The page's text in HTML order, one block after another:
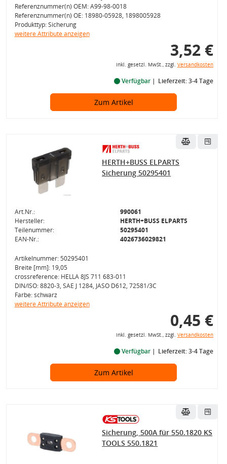
Referenznummer(n) OEM: A99-98-0018
Referenznummer(n) OE: 18980-05928, 1898005928
Produkttyp: Sicherung
weitere Attribute anzeigen
3,52 €
inkl. gesetzl. MwSt., zzgl. Versandkosten
Verfügbar Lieferzeit: 3-4 Tage
Zum Artikel
HERTH+BUSS ELPARTS
Sicherung 50295401
Art.Nr.:
990061
Hersteller:
HERTH+BUSS ELPARTS
Teilenummer:
50295401
EAN-Nr.:
4026736029821
Artikelnummer: 50295401
Breite [mm]: 19,05
crossreference: HELLA 8JS 711 683-011
DIN/ISO: 8820-3, SAE J 1284, JASO D612, 72581/3C
Farbe: schwarz
weitere Attribute anzeigen
0,45 €
inkl. gesetzl. MwSt., zzgl. Versandkosten
Verfügbar Lieferzeit: 3-4 Tage
Zum Artikel
Sicherung, 500A für 550.1820 KS
TOOLS 550.1821